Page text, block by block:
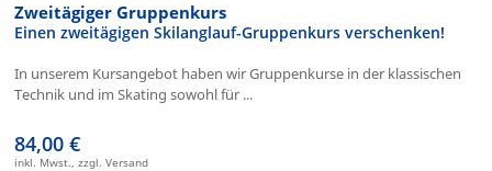
Zweitägiger Gruppenkurs
Einen zweitägigen Skilanglauf-Gruppenkurs verschenken!
In unserem Kursangebot haben wir Gruppenkurse in der klassischen
Technik und im Skating sowohl für ...
84,00 €
inkl. Mwst., zzgl. Versand